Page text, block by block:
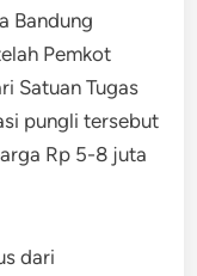
Bandung
Pemkot
Satuan Tugas
pungli tersebut
Rp 5-8 juta
dari